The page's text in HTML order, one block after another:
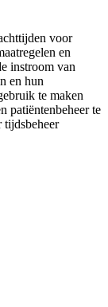
voor
en
instroom van
en hun
te maken
patiëntenbeheer te
tijdsbeheer